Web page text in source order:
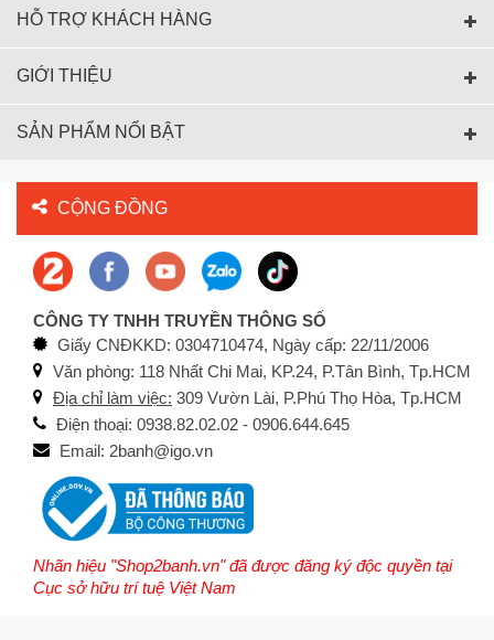
HỖ TRỢ KHÁCH HÀNG
GIỚI THIỆU
SẢN PHẨM NỔI BẬT
CỘNG ĐỒNG
CÔNG TY TNHH TRUYỀN THÔNG SỐ
Giấy CNĐKKD: 0304710474, Ngày cấp: 22/11/2006
Văn phòng: 118 Nhất Chi Mai, KP.24, P.Tân Bình, Tp.HCM
Địa chỉ làm việc: 309 Vườn Lài, P.Phú Thọ Hòa, Tp.HCM
Điện thoại: 0938.82.02.02 - 0906.644.645
Email: 2banh@igo.vn
Nhãn hiệu "Shop2banh.vn" đã được đăng ký độc quyền tại
Cục sở hữu trí tuệ Việt Nam